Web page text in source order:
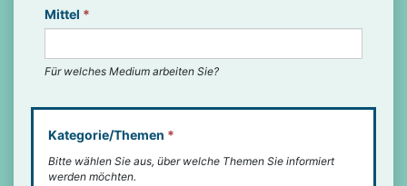
Mittel *
Für welches Medium arbeiten Sie?
Kategorie/Themen *
Bitte wählen Sie aus, über welche Themen Sie informiert
werden möchten.